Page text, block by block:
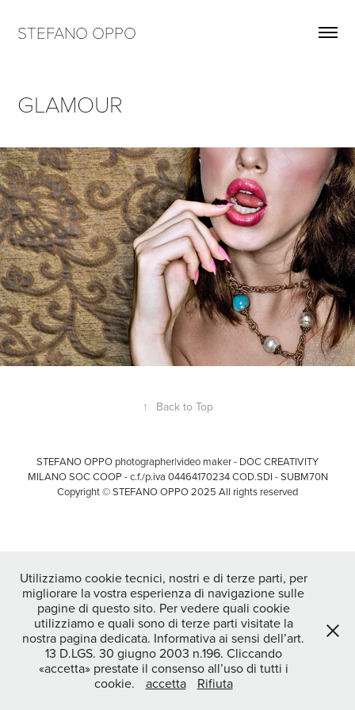
STEFANO OPPO
GLAMOUR
↑ Back to Top
STEFANO OPPO photographer|video maker - DOC CREATIVITY
MILANO SOC COOP - c.f./p.iva 04464170234 COD.SDI - SUBM70N
Copyright © STEFANO OPPO 2025 All rights reserved
Utilizziamo cookie tecnici, nostri e di terze parti, per
migliorare la vostra esperienza di navigazione sulle
pagine di questo sito. Per vedere quali cookie
utilizziamo e quali sono di terze parti visitate la
nostra pagina dedicata. Informativa ai sensi dell’art.
13 D.LGS. 30 giugno 2003 n.196. Cliccando
«accetta» prestate il consenso all’uso di tutti i
cookie.
accetta Rifiuta